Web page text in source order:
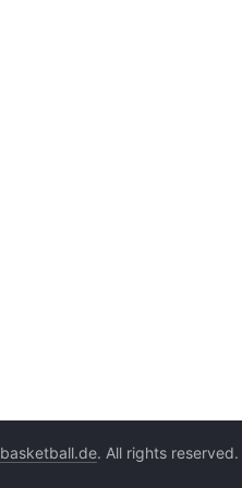
basketball.de. All rights reserved.